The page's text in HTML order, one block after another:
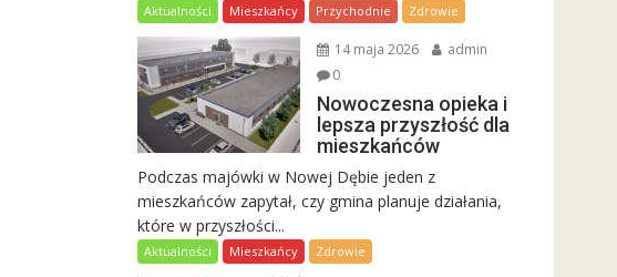
Aktualności Mieszkańcy Przychodnie Zdrowie
14 maja 2026
admin
0
Nowoczesna opieka i
lepsza przyszłość dla
mieszkańców
Podczas majówki w Nowej Dębie jeden z
mieszkańców zapytał, czy gmina planuje działania,
które w przyszłości...
Aktualności Mieszkańcy Zdrowie